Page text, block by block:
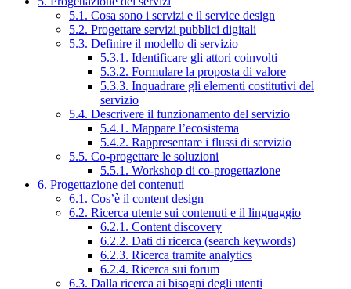
5.1. Cosa sono i servizi e il service design
5.2. Progettare servizi pubblici digitali
5.3. Definire il modello di servizio
5.3.1. Identificare gli attori coinvolti
5.3.2. Formulare la proposta di valore
5.3.3. Inquadrare gli elementi costitutivi del
servizio
5.4. Descrivere il funzionamento del servizio
5.4.1. Mappare l’ecosistema
5.4.2. Rappresentare i flussi di servizio
5.5. Co-progettare le soluzioni
5.5.1. Workshop di co-progettazione
6. Progettazione dei contenuti
6.1. Cos’è il content design
6.2. Ricerca utente sui contenuti e il linguaggio
6.2.1. Content discovery
6.2.2. Dati di ricerca (search keywords)
6.2.3. Ricerca tramite analytics
6.2.4. Ricerca sui forum
6.3. Dalla ricerca ai bisogni degli utenti